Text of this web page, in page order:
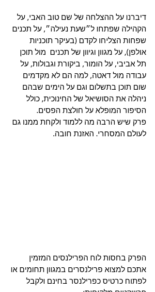
דיברנו על ההצלחה של שם טוב האבי, על
הקהילה שפתחו ל״שעת נעילה״, על תכנים
שפחות הצליחו לקדם (בעיקר תוכניות
אולפן), על מגוון וגיוון של תכנים  מול תוכן
תל אביבי, על הומור, ביקורת וגבולות, על
עבודה מול דאטה, למה הם לא מקדמים
שום תוכן בתשלום וגם על הימים שבהם
ניהלה את הסושיאל של החינוכית, כולל
הסיפור המופלא על חולצת הפסים.
פרק שיש הרבה מה ללמוד ולקחת ממנו גם
לעולם המסחרי. האזנת חובה.
הפרק בחסות לוח הפרילנסים המזמין
אתכם למצוא פרילנסרים במגוון תחומים או
לפתוח כרטיס כפרילנסר בחינם ולקבל